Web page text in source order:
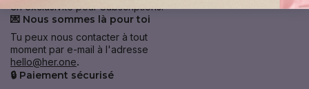
en exclusivité pour Subscriptions.
💌 Nous sommes là pour toi
Tu peux nous contacter à tout
moment par e-mail à l'adresse
hello@her.one.
🔒 Paiement sécurisé